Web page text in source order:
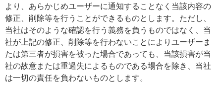
より、あらかじめユーザーに通知することなく当該内容の
修正、削除等を行うことができるものとします。ただし、
当社はそのような確認を行う義務を負うものではなく、当
社が上記の修正、削除等を行わないことによりユーザーま
たは第三者が損害を被った場合であっても、当該損害が当
社の故意または重過失によるものである場合を除き、当社
は一切の責任を負わないものとします。